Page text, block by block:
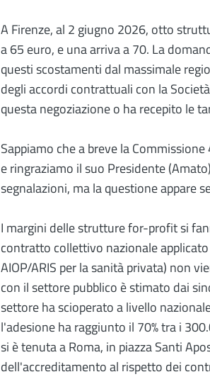
A Firenze, al 2 giugno 2026, otto
a 65 euro, e una arriva a 70. La
questi scostamenti dal massimale
degli accordi contrattuali con la
questa negoziazione o ha recepito le
Sappiamo che a breve la
e ringraziamo il suo Presidente
segnalazioni, ma la questione appare
I margini delle strutture for-profit si
contratto collettivo nazionale
AIOP/ARIS per la sanità privata) non
con il settore pubblico è stimato dai
settore ha scioperato a livello
l'adesione ha raggiunto il 70% tra i
si è tenuta a Roma, in piazza Santi
dell'accreditamento al rispetto dei